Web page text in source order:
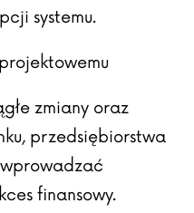
systemu.
zmiany oraz
przedsiębiorstwa
wprowadzać
finansowy.